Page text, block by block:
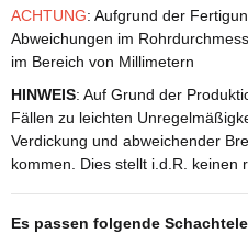
ACHTUNG: Aufgrund der
Abweichungen im
im Bereich von Millimetern
HINWEIS: Auf Grund der
Fällen zu leichten
Verdickung und abweichender
kommen. Dies stellt i.d.R. keinen
Es passen folgende